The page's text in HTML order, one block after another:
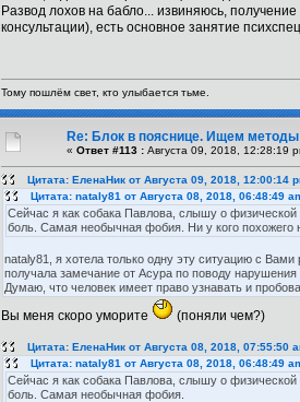
Развод лохов на бабло... извиняюсь,
консультации), есть основное занятие
Тому пошлём свет, кто улыбается тьме.
Re: Блок в пояснице. Ищем методы
« Ответ #113 : Августа 09, 2018, 12:28:19
Цитата: ЕленаНик от Августа 09, 2018, 12:00:14
Цитата: nataly81 от Августа 08, 2018, 06:48:49
Сейчас я как собака Павлова, слышу о физической
боль. Самая необычная фобия. Ни у кого
nataly81, я хотела только одну эту ситуацию с
получала замечание от Асура по поводу
Думаю, что человек имеет право узнавать и
Вы меня скоро уморите (поняли чем?)
Цитата: ЕленаНик от Августа 08, 2018, 07:55:50
Цитата: nataly81 от Августа 08, 2018, 06:48:49
Сейчас я как собака Павлова, слышу о физической
боль. Самая необычная фобия.